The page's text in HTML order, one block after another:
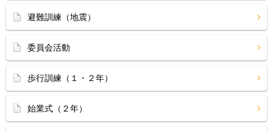
避難訓練（地震）
委員会活動
歩行訓練（１・２年）
始業式（２年）